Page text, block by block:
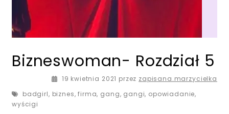
Bizneswoman- Rozdział 5
19 kwietnia 2021 przez zapisana.marzycielka
badgirl, biznes,firma, gang, gangi, opowiadanie,
wyścigi